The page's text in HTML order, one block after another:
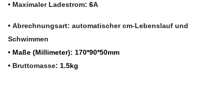
• Maximaler Ladestrom: 6A
• Abrechnungsart: automatischer cm-Lebenslauf und
Schwimmen
• Maße (Millimeter): 170*90*50mm
• Bruttomasse: 1.5kg